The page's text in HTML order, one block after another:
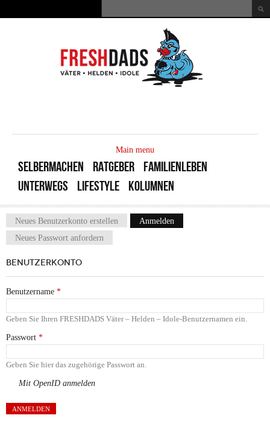
Suchformular
Main menu
SELBERMACHEN RATGEBER
FAMILIENLEBEN
UNTERWEGS
LIFESTYLE KOLUMNEN
Haupt-Reiter
Neues Benutzerkonto erstellen Anmelden
Neues Passwort anfordern
BENUTZERKONTO
Benutzername *
Geben Sie Ihren FRESHDADS Väter – Helden – Idole-Benutzernamen ein.
Passwort *
Geben Sie hier das zugehörige Passwort an.
Mit OpenID anmelden